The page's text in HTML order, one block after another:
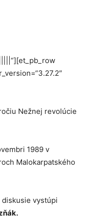
Nežnej revolúcie
1989 v
Malokarpatského
diskusie vystúpi